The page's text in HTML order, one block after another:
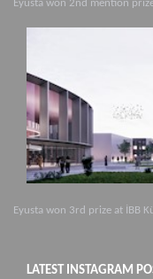
Eyusta won 2nd mention
Eyusta won 3rd prize at İBB
LATEST INSTAGRAM